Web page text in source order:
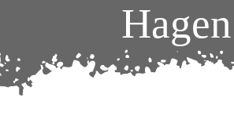
Hagen